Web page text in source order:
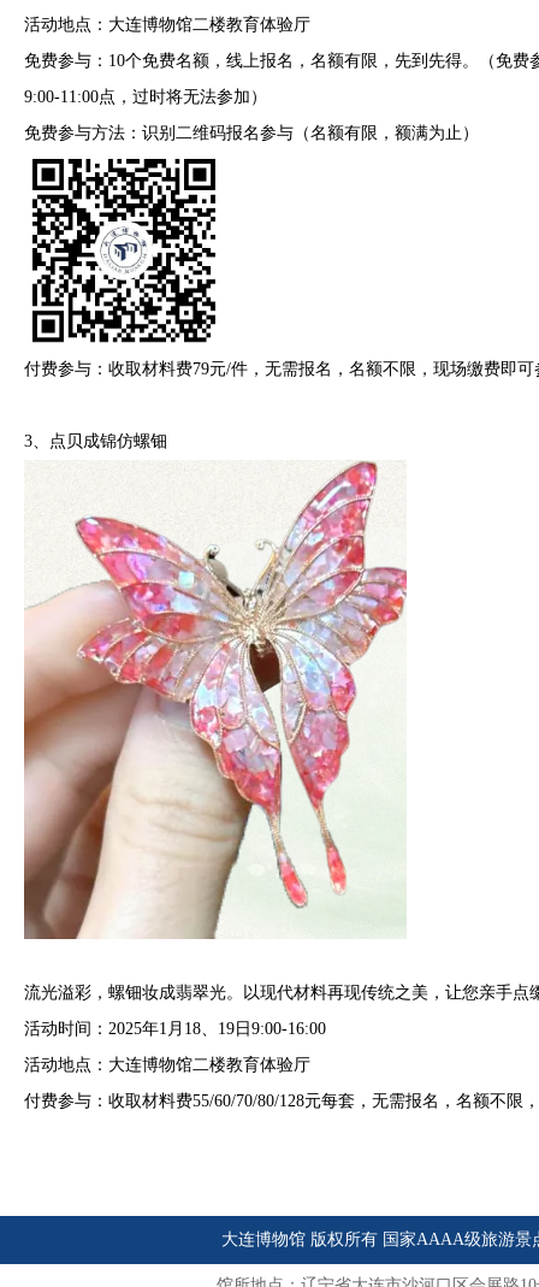
活动地点：大连博物馆二楼教育体验厅
免费参与：10个免费名额，线上报名，名额有限，先到先得。（免费
9:00-11:00点，过时将无法参加）
免费参与方法：识别二维码报名参与（名额有限，额满为止）
付费参与：收取材料费79元/件，无需报名，名额不限，现场缴费即可
3、点贝成锦仿螺钿
流光溢彩，螺钿妆成翡翠光。以现代材料再现传统之美，让您亲手点
活动时间：2025年1月18、19日9:00-16:00
活动地点：大连博物馆二楼教育体验厅
付费参与：收取材料费55/60/70/80/128元每套，无需报名，名额不限
大连博物馆 版权所有 国家AAAA级旅游景